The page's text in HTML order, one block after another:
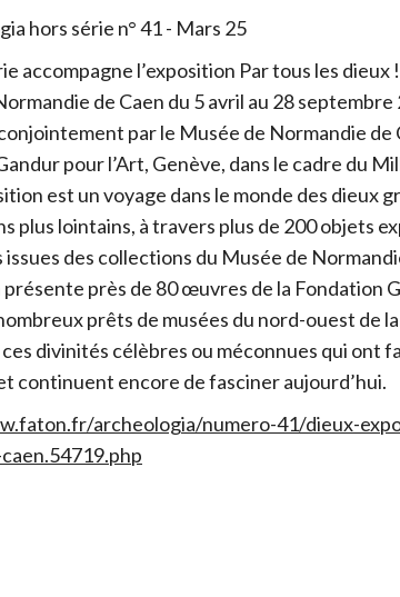
accompagne l’exposition Par tous les dieux
de Caen du 5 avril au 28 septembre
par le Musée de Normandie de
pour l’Art, Genève, dans le cadre du
est un voyage dans le monde des dieux
plus lointains, à travers plus de 200 objets
des collections du Musée de
présente près de 80 œuvres de la Fondation
prêts de musées du nord-ouest de
divinités célèbres ou méconnues qui ont
continuent encore de fasciner aujourd’hui.
archeologia/numero-41/dieux-